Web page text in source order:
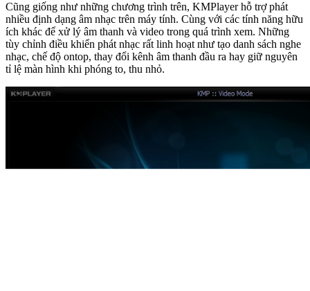
Cũng giống như những chương trình trên, KMPlayer hỗ trợ phát
nhiều định dạng âm nhạc trên máy tính. Cùng với các tính năng hữu
ích khác để xử lý âm thanh và video trong quá trình xem. Những
tùy chỉnh điều khiển phát nhạc rất linh hoạt như tạo danh sách nghe
nhạc, chế độ ontop, thay đổi kênh âm thanh đầu ra hay giữ nguyên
tỉ lệ màn hình khi phóng to, thu nhỏ.